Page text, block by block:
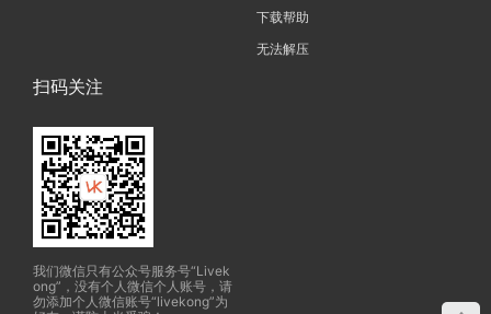
下载帮助
无法解压
扫码关注
我们微信只有公众号服务号“Livek
ong”，没有个人微信个人账号，请
勿添加个人微信账号“livekong”为